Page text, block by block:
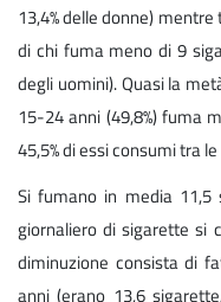
13,4% delle donne)
di chi fuma meno di 9
degli uomini). Quasi la
15-24 anni (49,8%) fuma
45,5% di essi consumi tra
Si fumano in media
giornaliero di sigarette si
diminuzione consista di
anni (erano 13,6